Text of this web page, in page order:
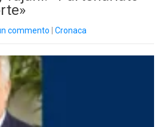
commento Cronaca